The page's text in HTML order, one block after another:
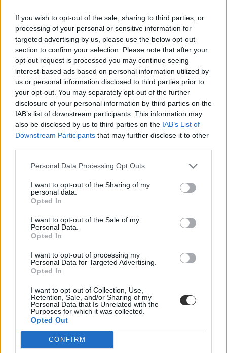
If you wish to opt-out of the sale, sharing to third parties, or
processing of your personal or sensitive information for
targeted advertising by us, please use the below opt-out
section to confirm your selection. Please note that after your
opt-out request is processed you may continue seeing
interest-based ads based on personal information utilized by
us or personal information disclosed to third parties prior to
your opt-out. You may separately opt-out of the further
disclosure of your personal information by third parties on the
IAB’s list of downstream participants. This information may
also be disclosed by us to third parties on the IAB’s List of
Downstream Participants that may further disclose it to other
Personal Data Processing Opt Outs
I want to opt-out of the Sharing of my
personal data.
Opted In
I want to opt-out of the Sale of my
Personal Data.
Opted In
I want to opt-out of processing my
Personal Data for Targeted Advertising.
Opted In
I want to opt-out of Collection, Use,
Retention, Sale, and/or Sharing of my
Personal Data that Is Unrelated with the
Purposes for which it was collected.
Opted Out
CONFIRM
Tetszett a cikk? Kövess minket a Facebookon is, és nem fogsz
lemaradni a fontos hírekről!
felvételi 2021
felvételi ponthatárok
ponthatárok
előzetes ponthatrok 2021
felvételi ponthatárok 2021
előzetes ponthatárok
összes ponthatár
ponthatárok 2021